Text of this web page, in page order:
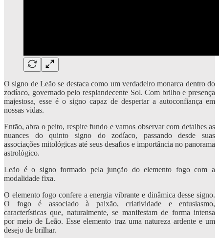
O signo de Leão se destaca como um verdadeiro monarca dentro do
zodíaco, governado pelo resplandecente Sol. Com brilho e presença
majestosa, esse é o signo capaz de despertar a autoconfiança em
nossas vidas.
Então, abra o peito, respire fundo e vamos observar com detalhes as
nuances do quinto signo do zodíaco, passando desde suas
associações mitológicas até seus desafios e importância no panorama
astrológico.
Leão é o signo formado pela junção do elemento fogo com a
modalidade fixa.
O elemento fogo confere a energia vibrante e dinâmica desse signo.
O fogo é associado à paixão, criatividade e entusiasmo,
características que, naturalmente, se manifestam de forma intensa
por meio de Leão. Esse elemento traz uma natureza ardente e um
desejo de brilhar.